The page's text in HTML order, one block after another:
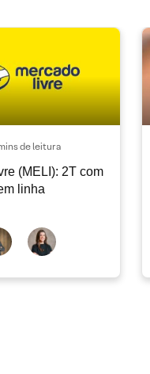
de leitura
(MELI): 2T com
linha